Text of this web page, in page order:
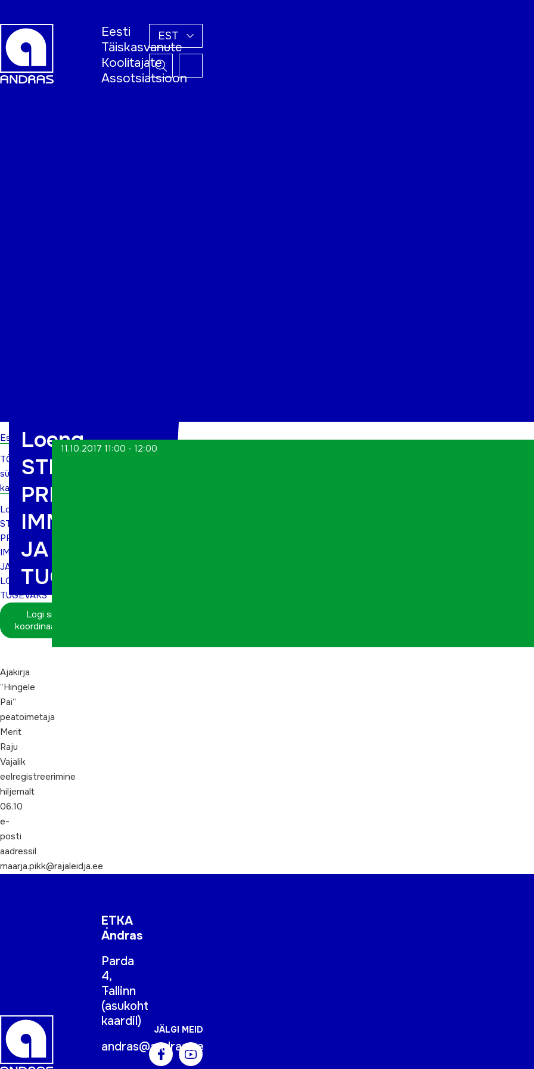
Eesti
Täiskasvanute
Koolitajate
Assotsiatsioon
EST
Esileht
TÕN
sündmuste
kalender
Loeng
STRESSIST
PRIIKS,
IMMUUNSUS
JA
LOOVUS
TUGEVAKS
Logi sisse
koordinaatorina
Loeng
STRESSIST
PRIIKS,
IMMUUNSUS
JA LOOVUS
TUGEVAKS
11.10.2017 11:00 - 12:00
Ajakirja
“Hingele
Pai”
peatoimetaja
Merit
Raju
Vajalik
eelregistreerimine
hiljemalt
06.10
e-
posti
aadressil
maarja.pikk@rajaleidja.ee
ETKA
Andras
Parda
4,
Tallinn
(asukoht
kaardil)
andras@andras.ee
JÄLGI MEID